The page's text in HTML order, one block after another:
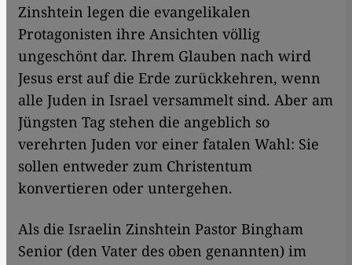
Zinshtein legen die evangelikalen
Protagonisten ihre Ansichten völlig
ungeschönt dar. Ihrem Glauben nach wird
Jesus erst auf die Erde zurückkehren, wenn
alle Juden in Israel versammelt sind. Aber am
Jüngsten Tag stehen die angeblich so
verehrten Juden vor einer fatalen Wahl: Sie
sollen entweder zum Christentum
konvertieren oder untergehen.
Als die Israelin Zinshtein Pastor Bingham
Senior (den Vater des oben genannten) im